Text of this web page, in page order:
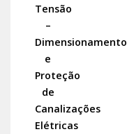
Tensão
–
Dimensionamento
e
Proteção
de
Canalizações
Elétricas